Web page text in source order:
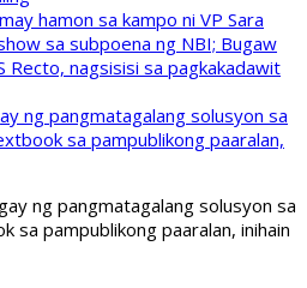
hamon sa kampo ni VP Sara
sa subpoena ng NBI; Bugaw
Recto, nagsisisi sa pagkakadawit
ng pangmatagalang solusyon sa
sa pampublikong paaralan,
ng pangmatagalang solusyon sa
sa pampublikong paaralan, inihain